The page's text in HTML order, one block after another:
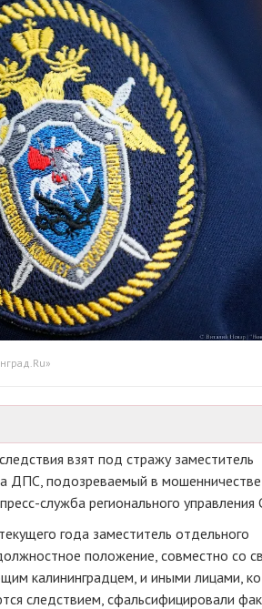
взят под стражу заместитель
ДПС, подозреваемый в
пресс-служба регионального управления
года заместитель отдельного
положение, совместно со
калининградцем, и иными лицами,
следствием, сфальсифицировали